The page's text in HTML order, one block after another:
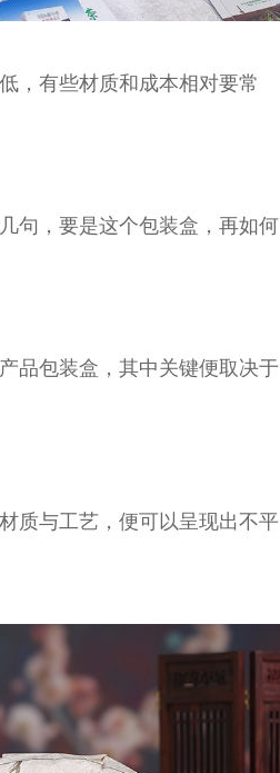
，有些材质和成本相对要常
句，要是这个包装盒，再如何
品包装盒，其中关键便取决于
质与工艺，便可以呈现出不平